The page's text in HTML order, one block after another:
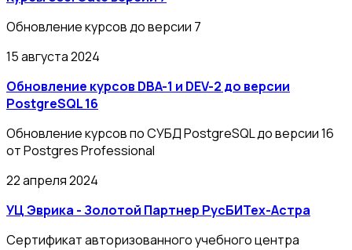
Обновление курсов до версии 7
15 августа 2024
Обновление курсов DBA-1 и DEV-2 до версии
PostgreSQL 16
Обновление курсов по СУБД PostgreSQL до версии 16
от Postgres Professional
22 апреля 2024
УЦ Эврика - Золотой Партнер РусБИТех-Астра
Сертификат авторизованного учебного центра